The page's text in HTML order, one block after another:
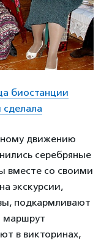
биостанции
движению
серебряные
вместе со своими
экскурсии,
подкармливают
маршрут
в викторинах,